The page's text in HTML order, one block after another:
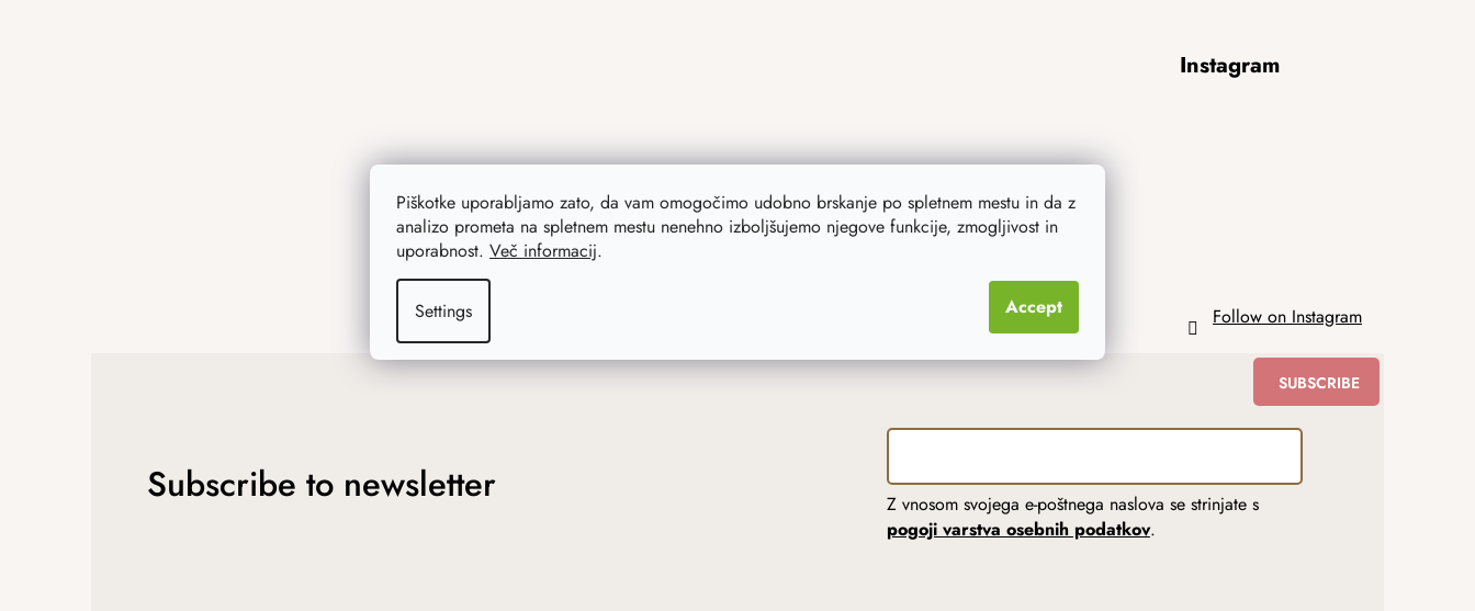
Piškotke uporabljamo zato, da vam omogočimo udobno brskanje po spletnem mestu in da z
analizo prometa na spletnem mestu nenehno izboljšujemo njegove funkcije, zmogljivost in
uporabnost. Več informacij.
Settings Accept
Instagram
Follow on Instagram
Subscribe to newsletter
Z vnosom svojega e-poštnega naslova se strinjate s
pogoji varstva osebnih podatkov.
SUBSCRIBE